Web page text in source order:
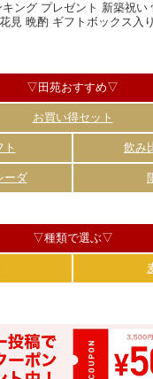
ング プレゼント 新築祝い
見 晩酌 ギフトボックス入り
▽田苑おすすめ▽
お買い得セット
ト 飲み
ーダ
▽種類で選ぶ▽